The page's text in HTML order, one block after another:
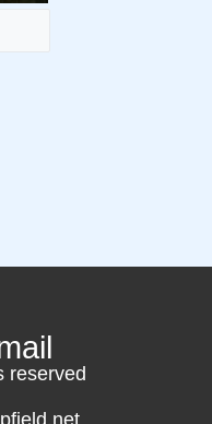
reserved